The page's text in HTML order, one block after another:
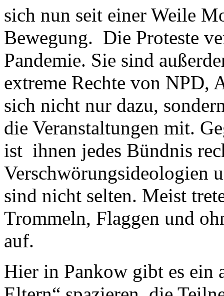
sich nun seit einer Weile
Bewegung. Die Proteste
Pandemie. Sie sind
extreme Rechte von NPD,
sich nicht nur dazu,
die Veranstaltungen mit.
ist ihnen jedes Bündnis
Verschwörungsideologien
sind nicht selten. Meist
Trommeln, Flaggen und
auf.
Hier in Pankow gibt es ein